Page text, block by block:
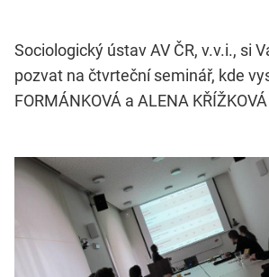
Sociologický ústav AV ČR, v.v.i., si
pozvat na čtvrteční seminář, kde
FORMÁNKOVÁ a ALENA